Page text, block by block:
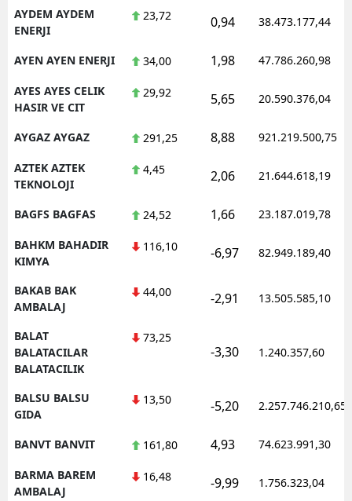
AYDEM AYDEM
ENERJI
23,72 0,94 38.473.177,44
AYEN AYEN ENERJI 34,00 1,98 47.786.260,98
AYES AYES CELIK
HASIR VE CIT
29,92 5,65 20.590.376,04
AYGAZ AYGAZ 291,25 8,88 921.219.500,75
AZTEK AZTEK
TEKNOLOJI
4,45 2,06 21.644.618,19
BAGFS BAGFAS 24,52 1,66 23.187.019,78
BAHKM BAHADIR
KIMYA
116,10 -6,97 82.949.189,40
BAKAB BAK
AMBALAJ
44,00 -2,91 13.505.585,10
BALAT
BALATACILAR
BALATACILIK
73,25
-3,30 1.240.357,60
BALSU BALSU
GIDA
13,50 -5,20 2.257.746.210,65
BANVT BANVIT 161,80 4,93 74.623.991,30
BARMA BAREM
AMBALAJ
16,48 -9,99 1.756.323,04